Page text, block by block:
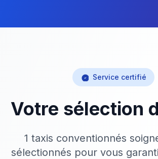
Service certifié
Votre sélection
1 taxis conventionnés
sélectionnés pour vous